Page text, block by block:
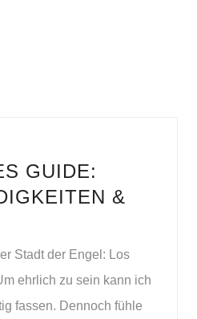
GUIDE:
&
Stadt der Engel: Los
ehrlich zu sein kann ich
fassen. Dennoch fühle